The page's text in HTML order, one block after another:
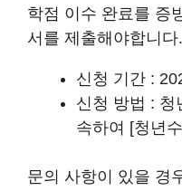
학점 이수 완료를 증
서를 제출해야합니다.
신청 기간 :
신청 방법 : 청
속하여 [청년
문의 사항이 있을 경